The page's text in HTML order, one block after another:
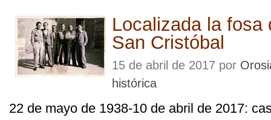
Localizada la fosa
San Cristóbal
15 de abril de 2017 por
histórica
22 de mayo de 1938-10 de abril de 2017: